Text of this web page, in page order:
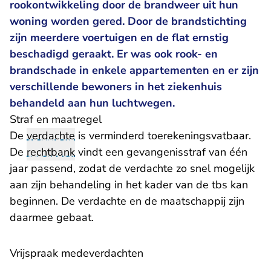
rookontwikkeling door de brandweer uit hun
woning worden gered. Door de brandstichting
zijn meerdere voertuigen en de flat ernstig
beschadigd geraakt. Er was ook rook- en
brandschade in enkele appartementen en er zijn
verschillende bewoners in het ziekenhuis
behandeld aan hun luchtwegen.
Straf en maatregel
De verdachte is verminderd toerekeningsvatbaar.
De rechtbank vindt een gevangenisstraf van één
jaar passend, zodat de verdachte zo snel mogelijk
aan zijn behandeling in het kader van de tbs kan
beginnen. De verdachte en de maatschappij zijn
daarmee gebaat.
Vrijspraak medeverdachten